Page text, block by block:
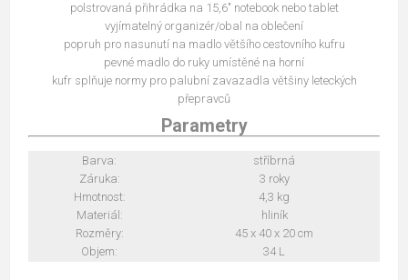
polstrovaná přihrádka na 15,6" notebook nebo tablet
vyjímatelný organizér/obal na oblečení
popruh pro nasunutí na madlo většího cestovního kufru
pevné madlo do ruky umístěné na horní
kufr splňuje normy pro palubní zavazadla většiny leteckých
přepravců
Parametry
Barva:
stříbrná
Záruka:
3 roky
Hmotnost:
4,3 kg
Materiál:
hliník
Rozměry:
45 x 40 x 20 cm
Objem:
34 L